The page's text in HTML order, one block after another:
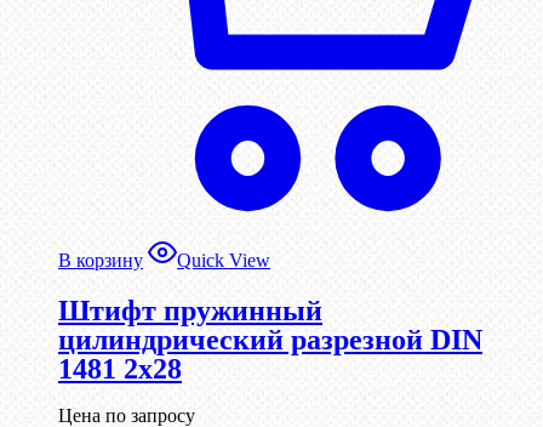
В корзину Quick View
Штифт пружинный
цилиндрический разрезной DIN
1481 2х28
Цена по запросу